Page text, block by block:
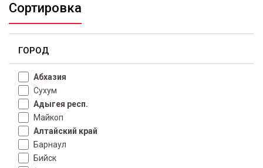
Сортировка
ГОРОД
Абхазия
Сухум
Адыгея респ.
Майкоп
Алтайский край
Барнаул
Бийск